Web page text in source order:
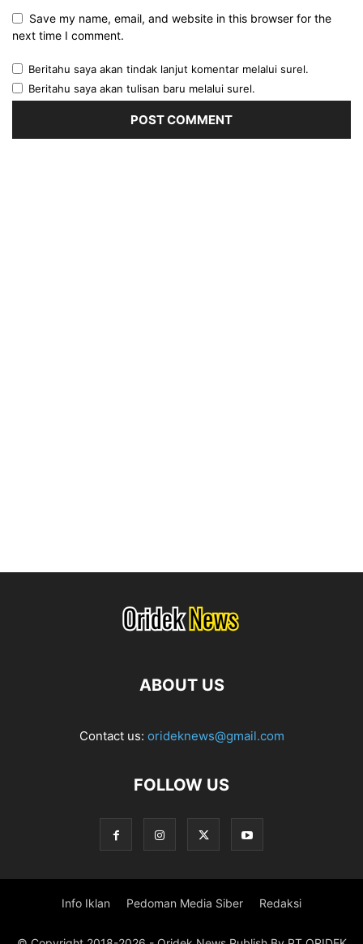
Save my name, email, and website in this browser for the
next time I comment.
Beritahu saya akan tindak lanjut komentar melalui surel.
Beritahu saya akan tulisan baru melalui surel.
ABOUT US
Contact us: orideknews@gmail.com
FOLLOW US
Info Iklan Pedoman Media Siber Redaksi